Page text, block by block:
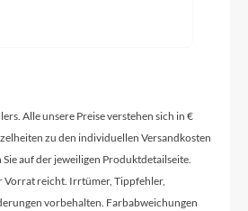
Griffe
CUBE Retro
Alle unsere Preise verstehen sich in €
zu den individuellen Versandkosten
auf der jeweiligen Produktdetailseite.
Vorrat reicht. Irrtümer, Tippfehler,
vorbehalten. Farbabweichungen